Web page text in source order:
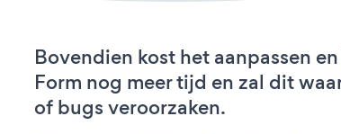
Bovendien kost het aanpassen
Form nog meer tijd en zal dit
of bugs veroorzaken.